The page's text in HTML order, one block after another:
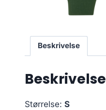
Beskrivelse
Beskrivelse
Størrelse: S